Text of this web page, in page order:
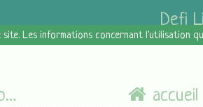
Les informations concernant l'utilisation
Defi
accueil